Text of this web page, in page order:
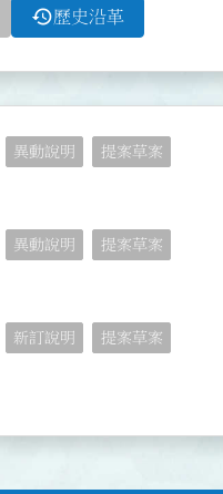
history歷史沿革
異動說明 提案草案
異動說明 提案草案
新訂說明 提案草案